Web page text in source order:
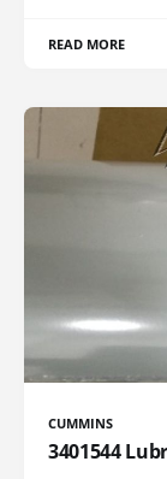
READ MORE
CUMMINS
3401544